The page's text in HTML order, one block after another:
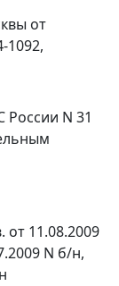
от
1092,
N 31
от 11.08.2009
N б/н,